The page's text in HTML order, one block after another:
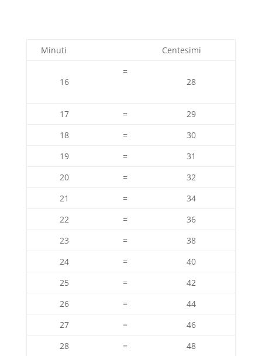
Minuti Centesimi
16
=
28
17 =
29
18
=
30
19
=
31
20
=
32
21
=
34
22
=
36
23
=
38
24
=
40
25
=
42
26
=
44
27
=
46
28
= 48